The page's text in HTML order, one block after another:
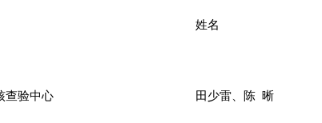
姓名
查验中心 田少雷、陈 晰